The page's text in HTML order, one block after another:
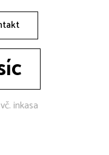
inkasa